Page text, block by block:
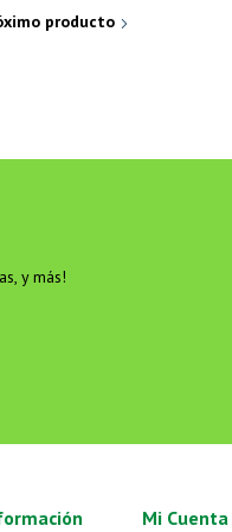
producto
y más!
Mi Cuenta